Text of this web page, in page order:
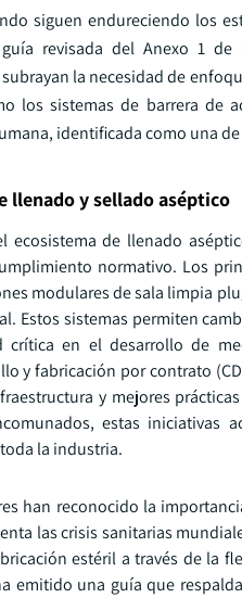
siguen endureciendo los
revisada del Anexo 1
la necesidad de
los sistemas de barrera de
identificada como una
llenado y sellado aséptico
ecosistema de llenado
normativo. Los
modulares de sala limpia
Estos sistemas permiten
crítica en el desarrollo de
y fabricación por contrato
y mejores
estas iniciativas
la industria.
han reconocido la
las crisis sanitarias
estéril a través de la
emitido una guía que